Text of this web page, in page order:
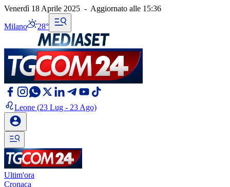
Venerdì 18 Aprile 2025 - Aggiornato alle 15:36
Milano 28°
Leone (23 Lug - 23 Ago)
Ultim'ora
Cronaca